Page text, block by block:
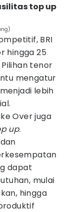
top up
BRI
hingga 25
Pilihan tenor
mengatur
lebih
Over juga
up.
dapat
mulai
hingga